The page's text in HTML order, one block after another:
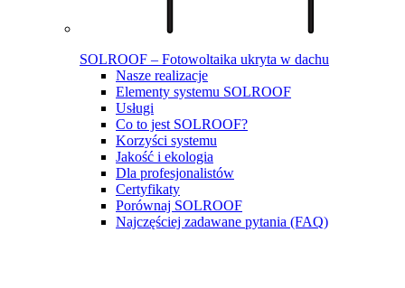
SOLROOF – Fotowoltaika ukryta w dachu
Nasze realizacje
Elementy systemu SOLROOF
Usługi
Co to jest SOLROOF?
Korzyści systemu
Jakość i ekologia
Dla profesjonalistów
Certyfikaty
Porównaj SOLROOF
Najczęściej zadawane pytania (FAQ)